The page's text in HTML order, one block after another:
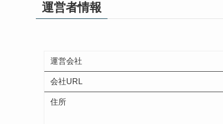
運営者情報
運営会社
会社URL
住所